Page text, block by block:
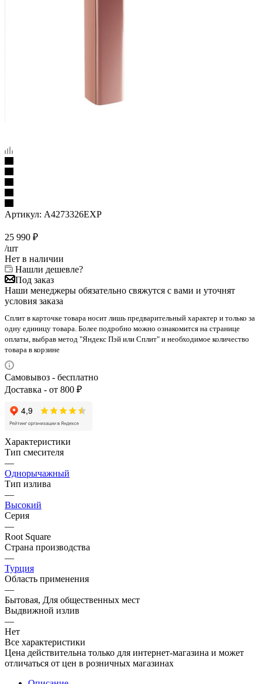
Артикул: A4273326EXP
25 990 ₽
/шт
Нет в наличии
Нашли дешевле?
Под заказ
Наши менеджеры обязательно свяжутся с вами и уточнят
условия заказа
Сплит в карточке товара носит лишь предварительный характер и только за
одну единицу товара. Более подробно можно ознакомится на странице
оплаты, выбрав метод "Яндекс Пэй или Сплит" и необходимое количество
товара в корзине
Самовывоз - бесплатно
Доставка - от 800 ₽
Характеристики
Тип смесителя
—
Однорычажный
Тип излива
—
Высокий
Серия
—
Root Square
Страна производства
—
Турция
Область применения
—
Бытовая, Для общественных мест
Выдвижной излив
—
Нет
Все характеристики
Цена действительна только для интернет-магазина и может
отличаться от цен в розничных магазинах